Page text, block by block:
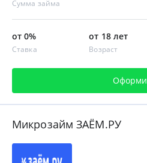
Сумма займа
от 0%
Ставка
от 18 лет
Возраст
Микрозайм ЗАЁМ.РУ